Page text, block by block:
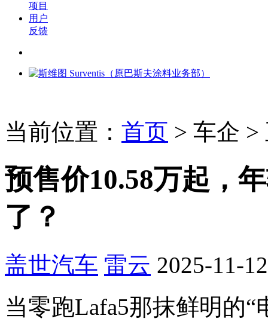
项目
用户
反馈
当前位置： 首页 > 车企 >
预售价10.58万起，
了？
盖世汽车 雷云 2025-11-
当零跑Lafa5那抹鲜明的